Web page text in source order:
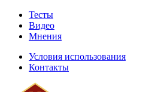
Тесты
Видео
Мнения
Условия использования
Контакты